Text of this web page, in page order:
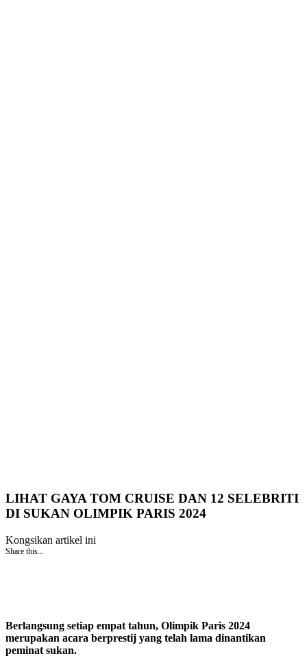
LIHAT GAYA TOM CRUISE DAN 12 SELEBRITI
DI SUKAN OLIMPIK PARIS 2024
Kongsikan artikel ini
Share this...
Berlangsung setiap empat tahun, Olimpik Paris 2024
merupakan acara berprestij yang telah lama dinantikan
peminat sukan.